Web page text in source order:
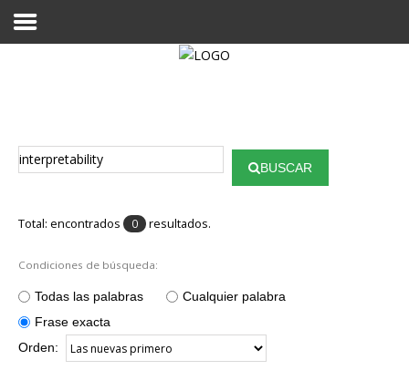
BUSCAR
Total: encontrados 0 resultados.
Condiciones de búsqueda:
Todas las palabras
Cualquier palabra
Frase exacta
Orden: